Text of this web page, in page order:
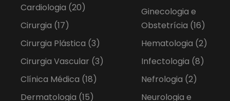
Cardiologia (20)
Cirurgia (17)
Cirurgia Plástica (3)
Cirurgia Vascular (3)
Clínica Médica (18)
Dermatologia (15)
Ginecologia e
Obstetrícia (16)
Hematologia (2)
Infectologia (8)
Nefrologia (2)
Neurologia e